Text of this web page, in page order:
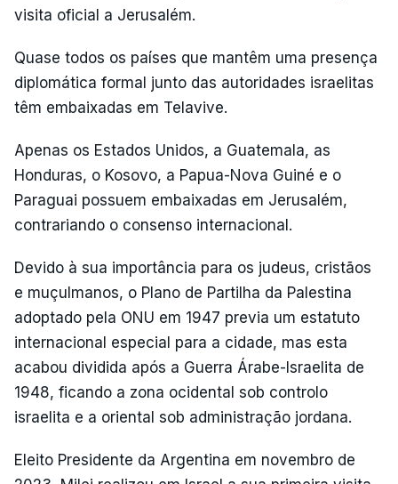
visita oficial a Jerusalém.
Quase todos os países que mantêm uma presença
diplomática formal junto das autoridades israelitas
têm embaixadas em Telavive.
Apenas os Estados Unidos, a Guatemala, as
Honduras, o Kosovo, a Papua-Nova Guiné e o
Paraguai possuem embaixadas em Jerusalém,
contrariando o consenso internacional.
Devido à sua importância para os judeus, cristãos
e muçulmanos, o Plano de Partilha da Palestina
adoptado pela ONU em 1947 previa um estatuto
internacional especial para a cidade, mas esta
acabou dividida após a Guerra Árabe-Israelita de
1948, ficando a zona ocidental sob controlo
israelita e a oriental sob administração jordana.
Eleito Presidente da Argentina em novembro de